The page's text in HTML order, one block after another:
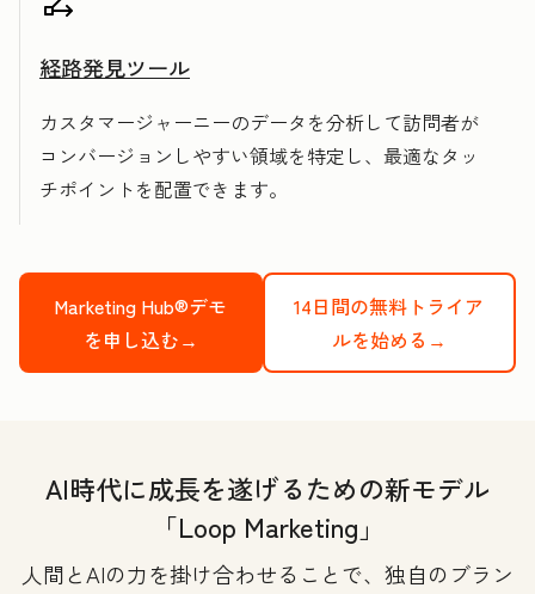
経路発見ツール
カスタマージャーニーのデータを分析して訪問者が
コンバージョンしやすい領域を特定し、最適なタッ
チポイントを配置できます。
Marketing Hub®デモ
を申し込む→
14日間の無料トライア
ルを始める→
AI時代に成長を遂げるための新モデル
「Loop Marketing」
人間とAIの力を掛け合わせることで、独自のブラン